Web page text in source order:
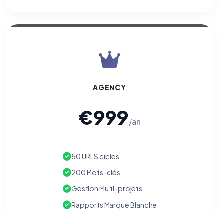
AGENCY
€999/an
50 URLS cibles
200 Mots-clés
Gestion Multi-projets
Rapports Marque Blanche